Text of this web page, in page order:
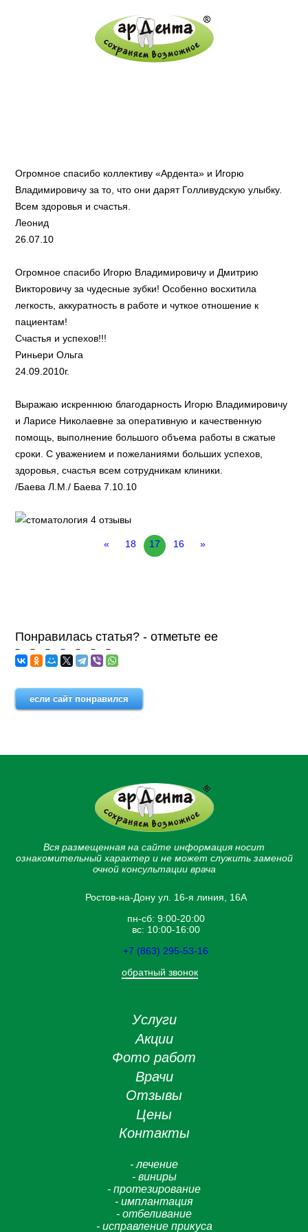
Огромное спасибо коллективу «Ардента» и Игорю
Владимировичу за то, что они дарят Голливудскую улыбку.
Всем здоровья и счастья.
Леонид
26.07.10
Огромное спасибо Игорю Владимировичу и Дмитрию
Викторовичу за чудесные зубки! Особенно восхитила
легкость, аккуратность в работе и чуткое отношение к
пациентам!
Счастья и успехов!!!
Риньери Ольга
24.09.2010г.
Выражаю искреннюю благодарность Игорю Владимировичу
и Ларисе Николаевне за оперативную и качественную
помощь, выполнение большого объема работы в сжатые
сроки. С уважением и пожеланиями больших успехов,
здоровья, счастья всем сотрудникам клиники.
/Баева Л.М./ Баева 7.10.10
« 18 17 16 »
Понравилась статья? - отметьте ее
если сайт понравился
Вся размещенная на сайте информация носит
ознакомительный характер и не может служить заменой
очной консультации врача
Ростов-на-Дону ул. 16-я линия, 16А
пн-сб: 9:00-20:00
вс: 10:00-16:00
+7 (863) 295-53-16
обратный звонок
Услуги
Акции
Фото работ
Врачи
Отзывы
Цены
Контакты
- лечение
- виниры
- протезирование
- имплантация
- отбеливание
- исправление прикуса